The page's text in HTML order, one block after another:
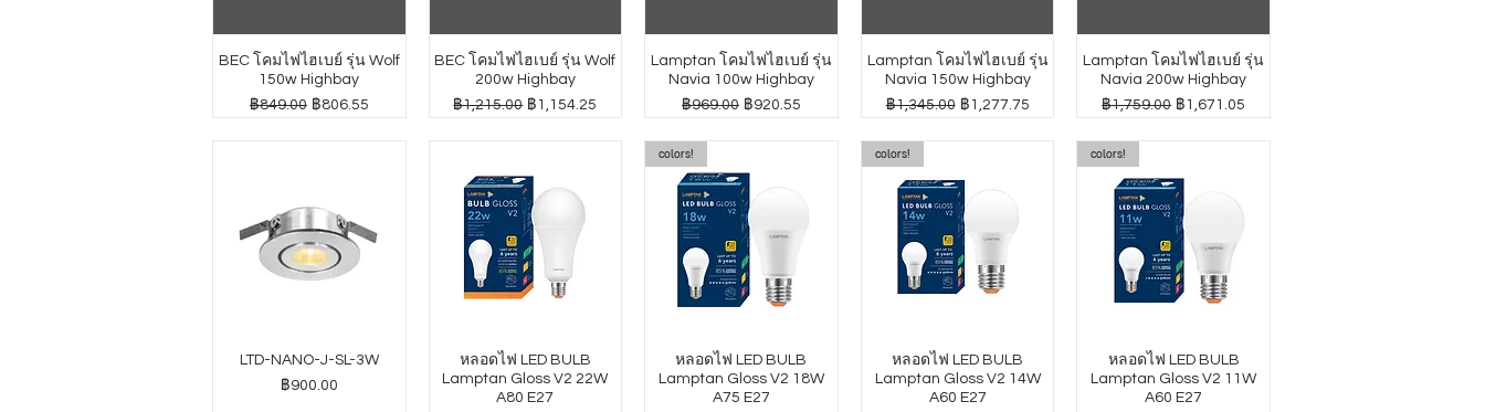
BEC โคมไฟไฮเบย์ รุ่น Wolf
150w Highbay
ราคาปกติ
฿849.00 ราคาขายลด
฿806.55
BEC โคมไฟไฮเบย์ รุ่น Wolf
200w Highbay
ราคาปกติ
฿1,215.00 ราคาขายลด
฿1,154.25
Lamptan โคมไฟไฮเบย์ รุ่น
Navia 100w Highbay
ราคาปกติ
฿969.00 ราคาขายลด
฿920.55
Lamptan โคมไฟไฮเบย์ รุ่น
Navia 150w Highbay
ราคาปกติ
฿1,345.00 ราคาขายลด
฿1,277.75
Lamptan โคมไฟไฮเบย์ รุ่น
Navia 200w Highbay
ราคาปกติ
฿1,759.00 ราคาขายลด
฿1,671.05
LTD-NANO-J-SL-3W
ราคา
฿900.00
หลอดไฟ LED BULB
Lamptan Gloss V2 22W
A80 E27
colors!
หลอดไฟ LED BULB
Lamptan Gloss V2 18W
A75 E27
colors!
หลอดไฟ LED BULB
Lamptan Gloss V2 14W
A60 E27
colors!
หลอดไฟ LED BULB
Lamptan Gloss V2 11W
A60 E27